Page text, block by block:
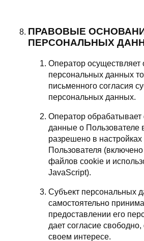
ПРАВОВЫЕ
ПЕРСОНАЛЬНЫХ
Оператор осуществляет
персональных данных
письменного согласия
персональных данных.
Оператор
данные о Пользователе
разрешено в настройках
Пользователя
файлов cookie и
JavaScript).
Субъект персональных
самостоятельно
предоставлении его
дает согласие
своем интересе.